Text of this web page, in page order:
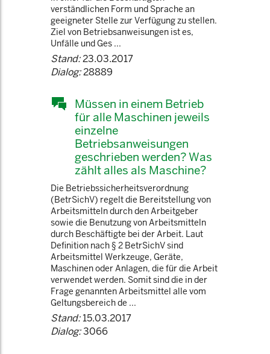
verständlichen Form und Sprache an
geeigneter Stelle zur Verfügung zu stellen.
Ziel von Betriebsanweisungen ist es,
Unfälle und Ges ...
Stand:23.03.2017
Dialog:28889
Müssen in einem Betrieb
für alle Maschinen jeweils
einzelne
Betriebsanweisungen
geschrieben werden? Was
zählt alles als Maschine?
Die Betriebssicherheitsverordnung
(BetrSichV) regelt die Bereitstellung von
Arbeitsmitteln durch den Arbeitgeber
sowie die Benutzung von Arbeitsmitteln
durch Beschäftigte bei der Arbeit. Laut
Definition nach § 2 BetrSichV sind
Arbeitsmittel Werkzeuge, Geräte,
Maschinen oder Anlagen, die für die Arbeit
verwendet werden. Somit sind die in der
Frage genannten Arbeitsmittel alle vom
Geltungsbereich de ...
Stand:15.03.2017
Dialog:3066